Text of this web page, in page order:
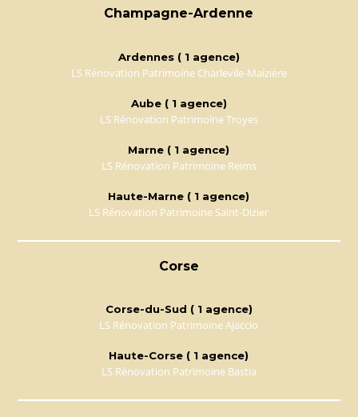
Champagne-Ardenne
Ardennes ( 1 agence)
LS Rénovation Patrimoine Charlevile-Maizière
Aube ( 1 agence)
LS Rénovation Patrimoine Troyes
Marne ( 1 agence)
LS Rénovation Patrimoine Reims
Haute-Marne ( 1 agence)
LS Rénovation Patrimoine Saint-Dizier
Corse
Corse-du-Sud ( 1 agence)
LS Rénovation Patrimoine Ajaccio
Haute-Corse ( 1 agence)
LS Rénovation Patrimoine Bastia